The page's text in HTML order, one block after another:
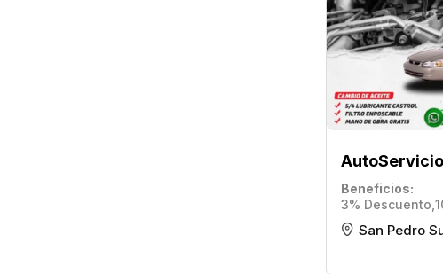
Beneficios
3% Descuento
San Pedro